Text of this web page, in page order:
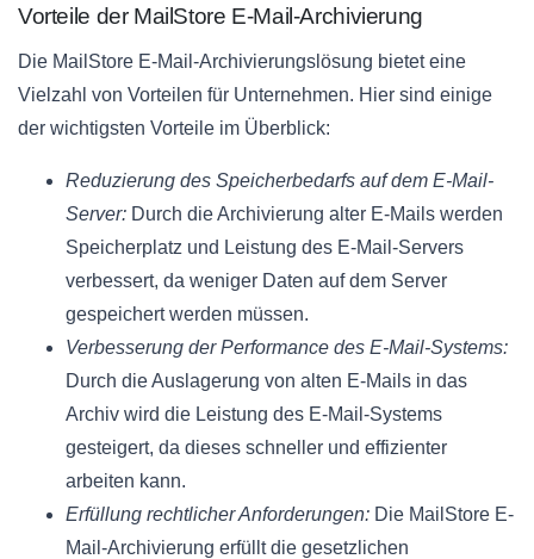
Vorteile der MailStore E-Mail-Archivierung
Die MailStore E-Mail-Archivierungslösung bietet eine
Vielzahl von Vorteilen für Unternehmen. Hier sind einige
der wichtigsten Vorteile im Überblick:
Reduzierung des Speicherbedarfs auf dem E-Mail-
Server: Durch die Archivierung alter E-Mails werden
Speicherplatz und Leistung des E-Mail-Servers
verbessert, da weniger Daten auf dem Server
gespeichert werden müssen.
Verbesserung der Performance des E-Mail-Systems:
Durch die Auslagerung von alten E-Mails in das
Archiv wird die Leistung des E-Mail-Systems
gesteigert, da dieses schneller und effizienter
arbeiten kann.
Erfüllung rechtlicher Anforderungen: Die MailStore E-
Mail-Archivierung erfüllt die gesetzlichen